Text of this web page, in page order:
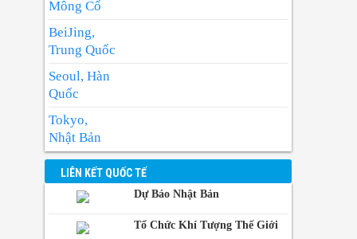
Có mây, có mưa rào và dông vài nơi; riêng
chiều tối có mưa rào và dông rải rác, cục
bộ có nơi mưa to. Gió tây nam cấp 2-3.
Trong mưa dông có khả năng xảy ra lốc,
sét và gió giật mạnh.
Mông Cổ
BeiJing,
Trung Quốc
Seoul, Hàn
Quốc
Tokyo,
Nhật Bản
BangKok,
Thái Lan
Manila,
Philippin
LIÊN KẾT QUỐC TẾ
Dự Báo Nhật Bản
Tổ Chức Khí Tượng Thế Giới